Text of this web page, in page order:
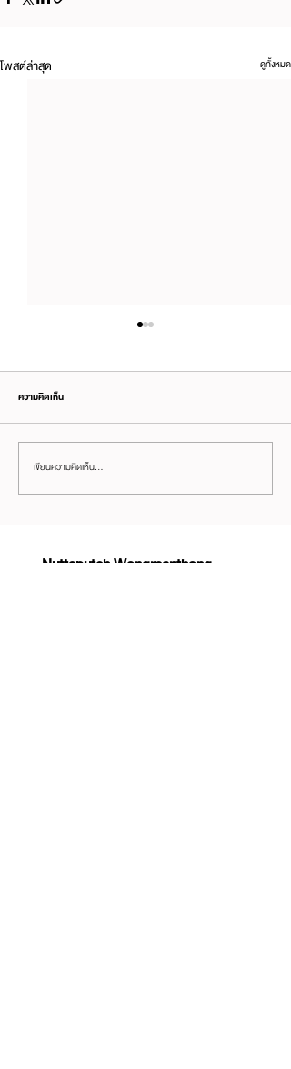
โพสต์ล่าสุด ดูทั้งหมด
เราอัปเกรด "เครื่องมือ AI" ทุกเดือน แต่ไม่
เคยอัปเกรด "สมอง" ที่ต้องสั่งงานมัน —
ความคิดเห็น
เขียนความคิดเห็น…
Nuttaputch Wongreanthong